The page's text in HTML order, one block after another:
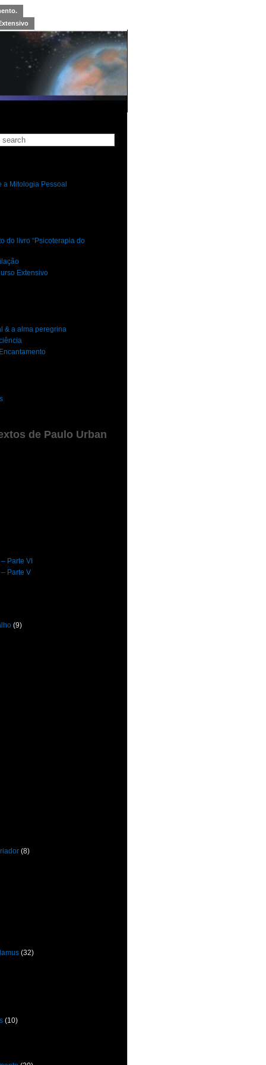
a Mitologia Pessoal
do livro “Psicoterapia do
Extensivo
& a alma peregrina
de Paulo Urban
Parte VI
Parte V
(9)
(8)
(32)
(10)